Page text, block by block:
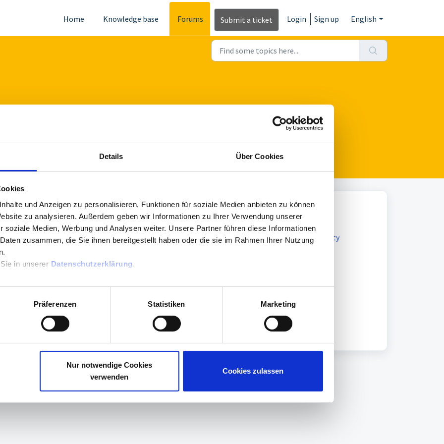
Details Über Cookies
und Anzeigen zu personalisieren, Funktionen für soziale Medien anbieten zu können
zu analysieren. Außerdem geben wir Informationen zu Ihrer Verwendung unserer
soziale Medien, Werbung und Analysen weiter. Unsere Partner führen diese Informationen
zusammen, die Sie ihnen bereitgestellt haben oder die sie im Rahmen Ihrer Nutzung
in unserer Datenschutzerklärung.
Präferenzen Statistiken Marketing
Nur notwendige Cookies
verwenden
Cookies zulassen
Home Knowledge base Forums Submit a ticket Login Sign up English
11 24H2 nach Standby
in Adobe Acrobat
Archiv Nutzer Community (1)
Hier gelangen Sie zu unserer alten Nutzer Community